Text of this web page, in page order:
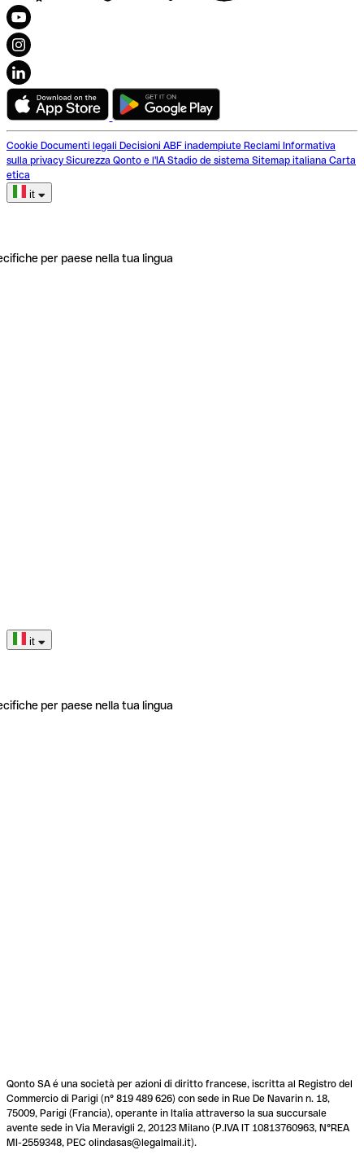
Cookie Documenti legali Decisioni ABF inadempiute Reclami Informativa
sulla privacy Sicurezza Qonto e l'IA Stadio de sistema Sitemap italiana Carta
etica
it
per paese nella tua lingua
it
per paese nella tua lingua
Qonto SA é una società per azioni di diritto francese, iscritta al Registro del
Commercio di Parigi (n° 819 489 626) con sede in Rue De Navarin n. 18,
75009, Parigi (Francia), operante in Italia attraverso la sua succursale
avente sede in Via Meravigli 2, 20123 Milano (P.IVA IT 10813760963, N°REA
MI-2559348, PEC olindasas@legalmail.it).